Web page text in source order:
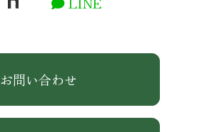
お問い合わせ